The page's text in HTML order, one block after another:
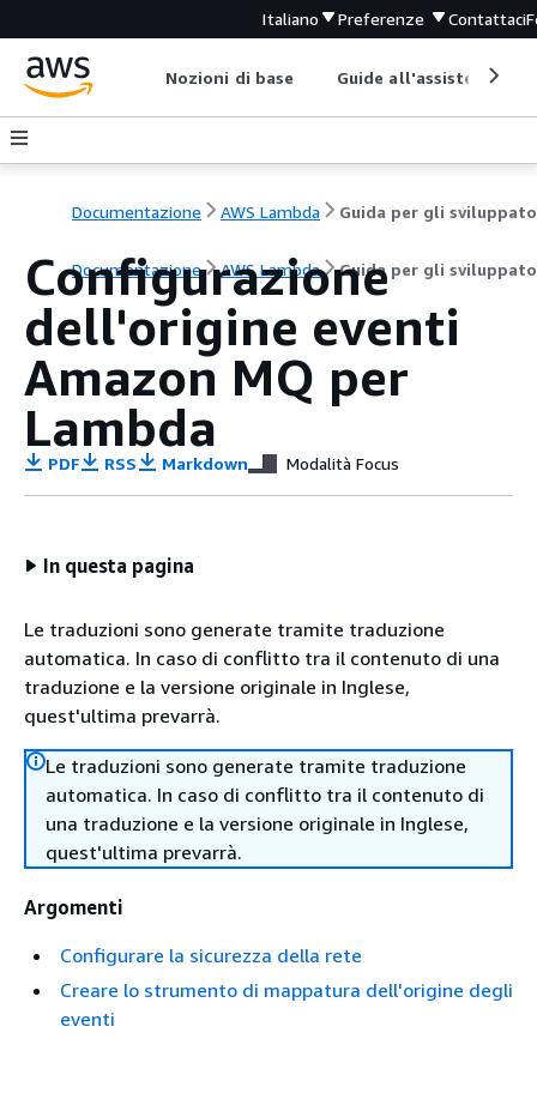
Italiano Preferenze Contattaci
Nozioni di base Guide all'assistenza
Documentazione AWS Lambda Guida per gli
Documentazione AWS Lambda Guida per gli
Configurazione
dell'origine eventi
Amazon MQ per
Lambda
PDF RSS Markdown Modalità Focus
In questa pagina
Le traduzioni sono generate tramite traduzione
automatica. In caso di conflitto tra il contenuto di una
traduzione e la versione originale in Inglese,
quest'ultima prevarrà.
Le traduzioni sono generate tramite traduzione
automatica. In caso di conflitto tra il contenuto di
una traduzione e la versione originale in Inglese,
quest'ultima prevarrà.
Argomenti
Configurare la sicurezza della rete
Creare lo strumento di mappatura dell'origine degli
eventi